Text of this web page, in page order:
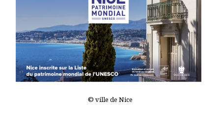
© ville de Nice